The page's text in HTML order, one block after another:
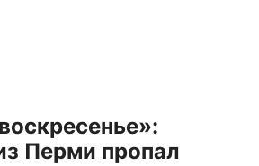
Перми пропал